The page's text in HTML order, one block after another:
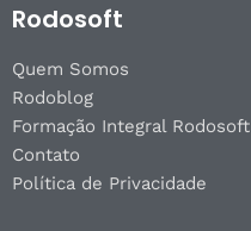
Rodosoft
Quem Somos
Rodoblog
Formação Integral Rodosoft
Contato
Política de Privacidade